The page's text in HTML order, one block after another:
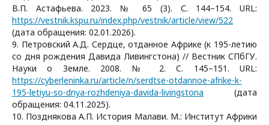
В.П. Астафьева. 2023. № 65 (3). С. 144–154. URL:
https://vestnik.kspu.ru/index.php/vestnik/article/view/522
(дата обращения: 02.01.2026).
9. Петровский А.Д. Сердце, отданное Африке (к 195-летию
со дня рождения Давида Ливингстона) // Вестник СПбГУ.
Науки о Земле. 2008. № 2. C. 145–151. URL:
https://cyberleninka.ru/article/n/serdtse-otdannoe-afrike-k-
195-letiyu-so-dnya-rozhdeniya-davida-livingstona (дата
обращения: 04.11.2025).
10. Позднякова А.П. История Малави. М.: Институт Африки